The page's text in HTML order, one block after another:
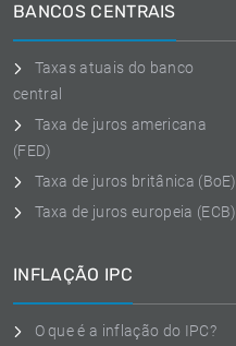
BANCOS CENTRAIS
Taxas atuais do banco
central
Taxa de juros americana
(FED)
Taxa de juros britânica (BoE)
Taxa de juros europeia (ECB)
INFLAÇÃO IPC
O que é a inflação do IPC?